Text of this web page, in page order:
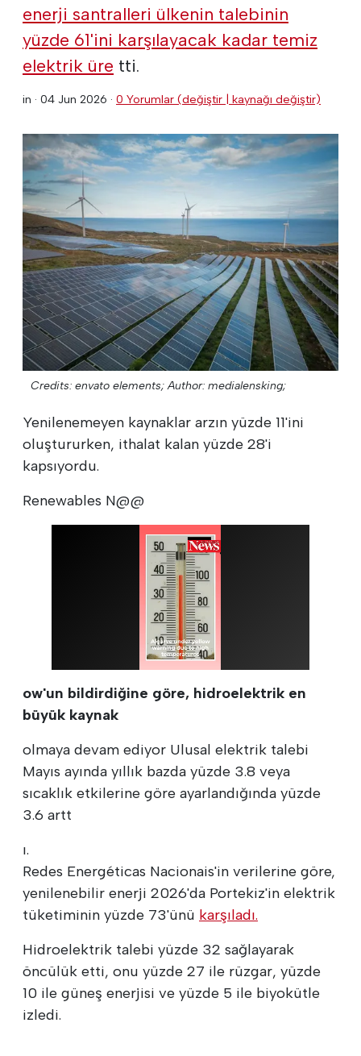
enerji santralleri ülkenin talebinin
yüzde 61'ini karşılayacak kadar temiz
elektrik üre tti.
in · 04 Jun 2026 · 0 Yorumlar (değiştir | kaynağı değiştir)
Credits: envato elements; Author: medialensking;
Yenilenemeyen kaynaklar arzın yüzde 11'ini
oluştururken, ithalat kalan yüzde 28'i
kapsıyordu.
Renewables N@@
ow'un bildirdiğine göre, hidroelektrik en
büyük kaynak
olmaya devam ediyor Ulusal elektrik talebi
Mayıs ayında yıllık bazda yüzde 3.8 veya
sıcaklık etkilerine göre ayarlandığında yüzde
3.6 artt
ı.
Redes Energéticas Nacionais'in verilerine göre,
yenilenebilir enerji 2026'da Portekiz'in elektrik
tüketiminin yüzde 73'ünü karşıladı.
Hidroelektrik talebi yüzde 32 sağlayarak
öncülük etti, onu yüzde 27 ile rüzgar, yüzde
10 ile güneş enerjisi ve yüzde 5 ile biyokütle
izledi.